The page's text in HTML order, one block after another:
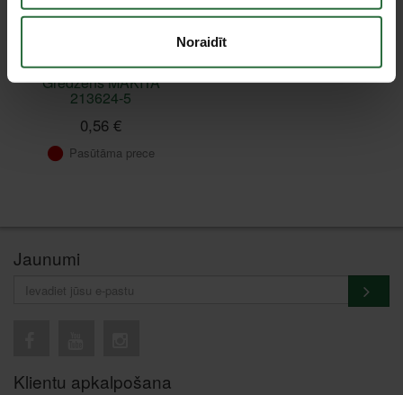
Noraidīt
Gredzens MAKITA
213624-5
0,56 €
Pasūtāma prece
Jaunumi
Klientu apkalpošana